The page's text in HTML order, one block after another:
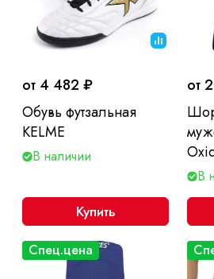
от 4 482 ₽
Обувь футзальная
KELME
В наличии
Купить
от
В
Спец.цена